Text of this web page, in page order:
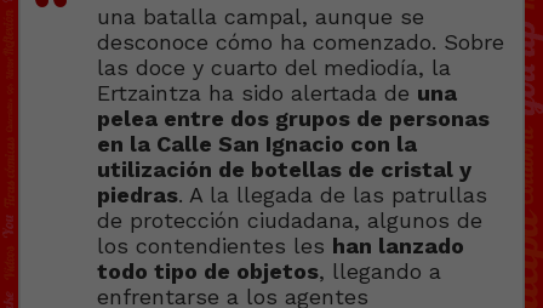
una batalla campal, aunque se
desconoce cómo ha comenzado. Sobre
las doce y cuarto del mediodía, la
Ertzaintza ha sido alertada de una
pelea entre dos grupos de personas
en la Calle San Ignacio con la
utilización de botellas de cristal y
piedras. A la llegada de las patrullas
de protección ciudadana, algunos de
los contendientes les han lanzado
todo tipo de objetos, llegando a
enfrentarse a los agentes